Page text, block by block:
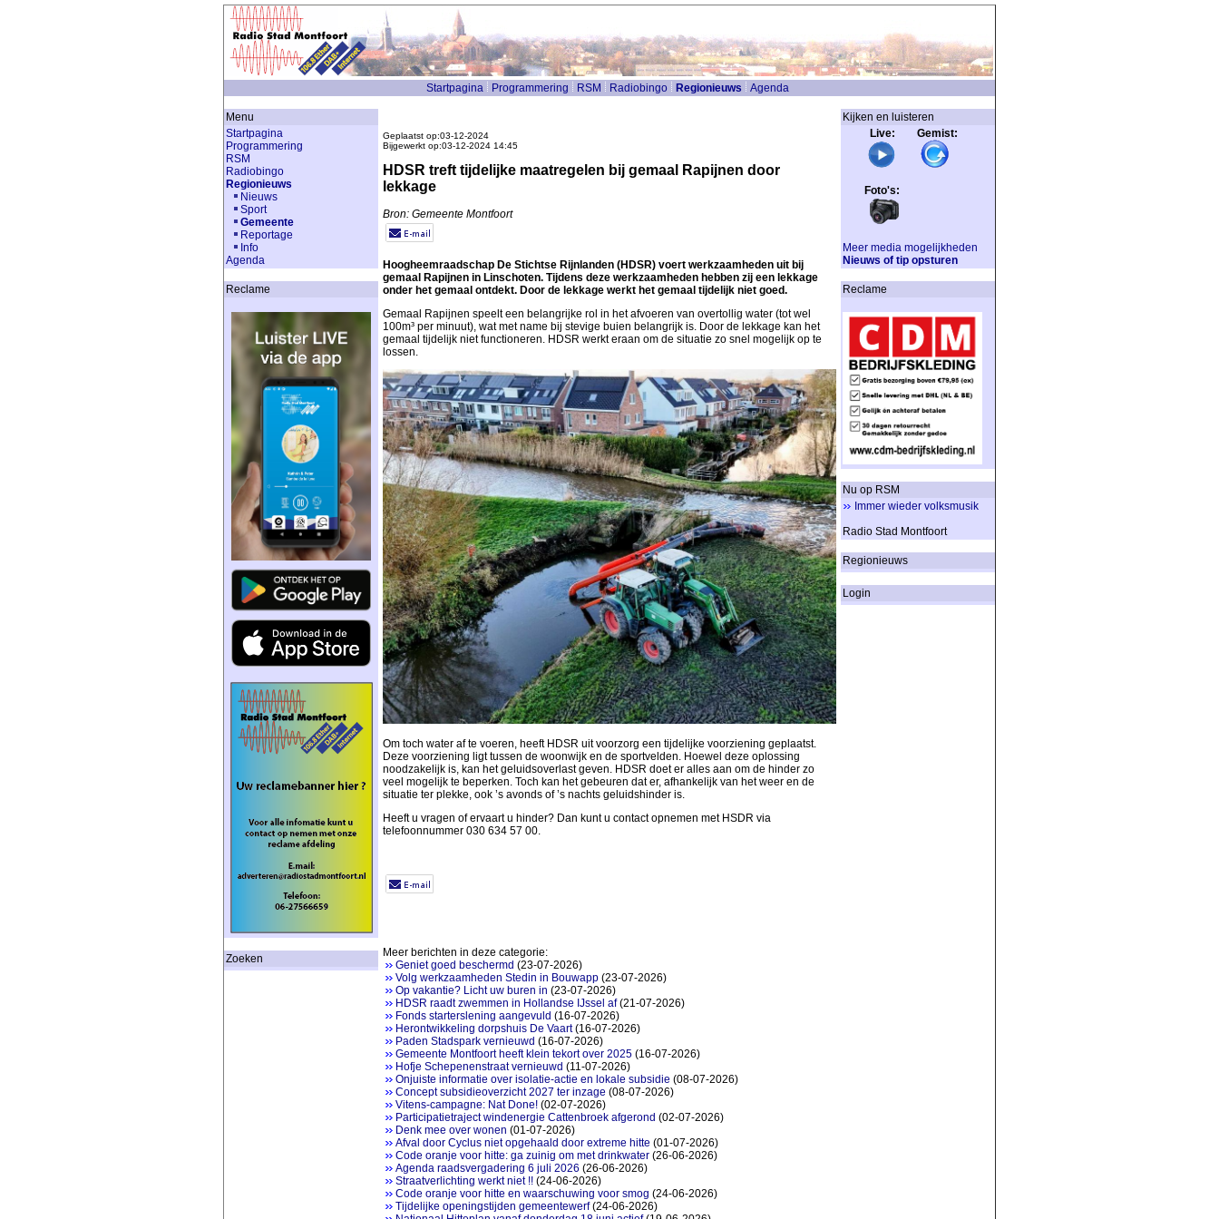
Startpagina Programmering RSM Radiobingo Regionieuws Agenda
Menu
Startpagina
Programmering
RSM
Radiobingo
Regionieuws
Nieuws
Sport
Gemeente
Reportage
Info
Agenda
Reclame
Zoeken
Geplaatst op:03-12-2024
Bijgewerkt op:03-12-2024 14:45
HDSR treft tijdelijke maatregelen bij gemaal Rapijnen door
lekkage
Bron: Gemeente Montfoort
Hoogheemraadschap De Stichtse Rijnlanden (HDSR) voert werkzaamheden uit bij
gemaal Rapijnen in Linschoten. Tijdens deze werkzaamheden hebben zij een lekkage
onder het gemaal ontdekt. Door de lekkage werkt het gemaal tijdelijk niet goed.
Gemaal Rapijnen speelt een belangrijke rol in het afvoeren van overtollig water (tot wel
100m³ per minuut), wat met name bij stevige buien belangrijk is. Door de lekkage kan het
gemaal tijdelijk niet functioneren. HDSR werkt eraan om de situatie zo snel mogelijk op te
lossen.
Om toch water af te voeren, heeft HDSR uit voorzorg een tijdelijke voorziening geplaatst.
Deze voorziening ligt tussen de woonwijk en de sportvelden. Hoewel deze oplossing
noodzakelijk is, kan het geluidsoverlast geven. HDSR doet er alles aan om de hinder zo
veel mogelijk te beperken. Toch kan het gebeuren dat er, afhankelijk van het weer en de
situatie ter plekke, ook ’s avonds of ’s nachts geluidshinder is.
Heeft u vragen of ervaart u hinder? Dan kunt u contact opnemen met HSDR via
telefoonnummer 030 634 57 00.
Meer berichten in deze categorie:
Geniet goed beschermd (23-07-2026)
Volg werkzaamheden Stedin in Bouwapp (23-07-2026)
Op vakantie? Licht uw buren in (23-07-2026)
HDSR raadt zwemmen in Hollandse IJssel af(21-07-2026)
Fonds starterslening aangevuld (16-07-2026)
Herontwikkeling dorpshuis De Vaart(16-07-2026)
Paden Stadspark vernieuwd (16-07-2026)
Gemeente Montfoort heeft klein tekort over 2025 (16-07-2026)
Hofje Schepenenstraat vernieuwd (11-07-2026)
Onjuiste informatie over isolatie-actie en lokale subsidie (08-07-2026)
Concept subsidieoverzicht 2027 ter inzage (08-07-2026)
Vitens-campagne: Nat Done! (02-07-2026)
Participatietraject windenergie Cattenbroek afgerond (02-07-2026)
Denk mee over wonen (01-07-2026)
Afval door Cyclus niet opgehaald door extreme hitte (01-07-2026)
Code oranje voor hitte: ga zuinig om met drinkwater (26-06-2026)
Agenda raadsvergadering 6 juli 2026 (26-06-2026)
Straatverlichting werkt niet !! (24-06-2026)
Code oranje voor hitte en waarschuwing voor smog (24-06-2026)
Tijdelijke openingstijden gemeentewerf(24-06-2026)
Kijken en luisteren
Live: Gemist:
Foto's:
Meer media mogelijkheden
Nieuws of tip opsturen
Reclame
Nu op RSM
Immer wieder volksmusik
Radio Stad Montfoort
Regionieuws
Login